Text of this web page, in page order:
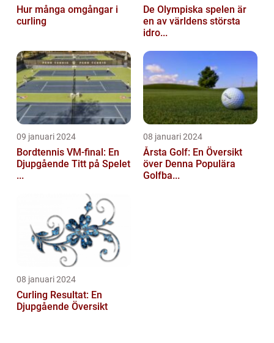
Hur många omgångar i
curling
De Olympiska spelen är
en av världens största
idro...
09 januari 2024
Bordtennis VM-final: En
Djupgående Titt på Spelet
...
08 januari 2024
Årsta Golf: En Översikt
över Denna Populära
Golfba...
08 januari 2024
Curling Resultat: En
Djupgående Översikt